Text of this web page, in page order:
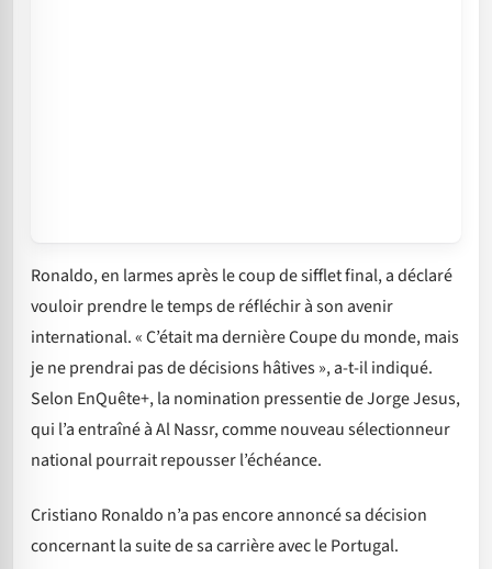
Ronaldo, en larmes après le coup de sifflet final, a déclaré
vouloir prendre le temps de réfléchir à son avenir
international. « C’était ma dernière Coupe du monde, mais
je ne prendrai pas de décisions hâtives », a-t-il indiqué.
Selon EnQuête+, la nomination pressentie de Jorge Jesus,
qui l’a entraîné à Al Nassr, comme nouveau sélectionneur
national pourrait repousser l’échéance.
Cristiano Ronaldo n’a pas encore annoncé sa décision
concernant la suite de sa carrière avec le Portugal.